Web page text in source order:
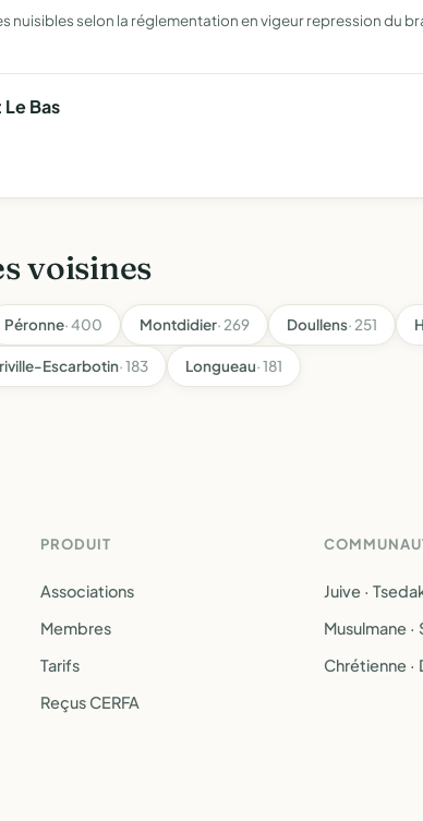
nuisibles selon la réglementation en vigeur repression du
Bas
voisines
Péronne· 400 Montdidier· 269 Doullens· 251
Escarbotin· 183 Longueau· 181
PRODUIT
Associations
Membres
Tarifs
Reçus CERFA
Juive ·
Musulmane ·
Chrétienne ·